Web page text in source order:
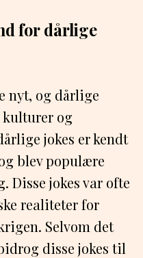
for dårlige
nyt, og dårlige
kulturer og
jokes er kendt
blev populære
Disse jokes var ofte
realiteter for
Selvom det
disse jokes til